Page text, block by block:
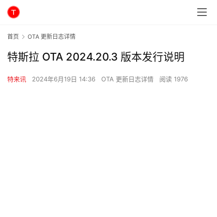
首页 OTA 更新日志详情
特斯拉 OTA 2024.20.3 版本发行说明
特来讯 2024年6月19日 14:36 OTA 更新日志详情 阅读 1976